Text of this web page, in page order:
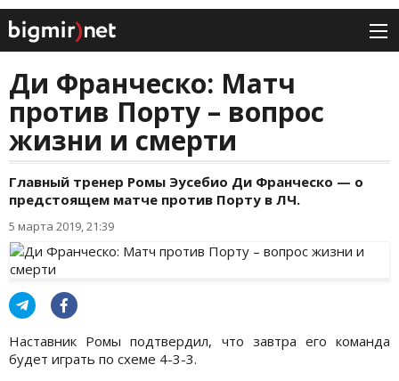
Ди Франческо: Матч
против Порту – вопрос
жизни и смерти
Главный тренер Ромы Эусебио Ди Франческо — о
предстоящем матче против Порту в ЛЧ.
5 марта 2019, 21:39
Наставник Ромы подтвердил, что завтра его команда
будет играть по схеме 4-3-3.